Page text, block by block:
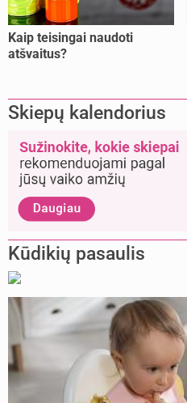
Kaip teisingai naudoti
atšvaitus?
Skiepų kalendorius
Kūdikių pasaulis